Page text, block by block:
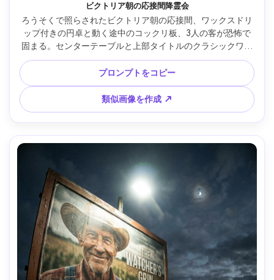
ビクトリア朝の応接間降霊会
ろうそくで照らされたビクトリア朝の応接間、ワックスドリ
ップ付きの円卓と動く途中のコックリ板、3人の客が恐怖で
固まる。センターテーブルと上部タイトルのクラシックワン
シート、暖かいろうそく光と深い影、Nikon D850・50mm
f/1.4、中距離撮影、シネマティックな霞、レースや木のリア
ルな質感、高解像度、手書き書体、300dpi印刷対応 --ar 4:5
プロンプトをコピー
類似画像を作成 ↗